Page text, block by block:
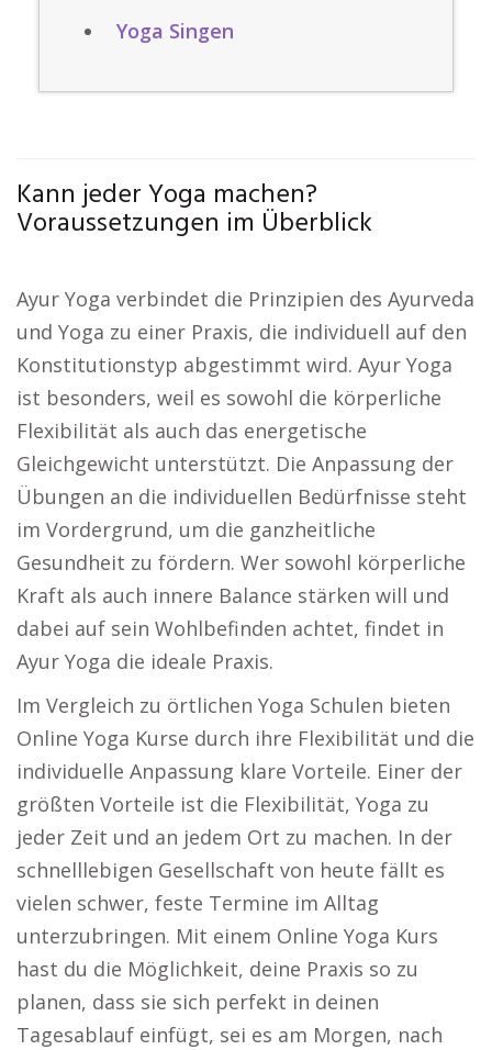
Yoga Singen
Kann jeder Yoga machen?
Voraussetzungen im Überblick
Ayur Yoga verbindet die Prinzipien des Ayurveda
und Yoga zu einer Praxis, die individuell auf den
Konstitutionstyp abgestimmt wird. Ayur Yoga
ist besonders, weil es sowohl die körperliche
Flexibilität als auch das energetische
Gleichgewicht unterstützt. Die Anpassung der
Übungen an die individuellen Bedürfnisse steht
im Vordergrund, um die ganzheitliche
Gesundheit zu fördern. Wer sowohl körperliche
Kraft als auch innere Balance stärken will und
dabei auf sein Wohlbefinden achtet, findet in
Ayur Yoga die ideale Praxis.
Im Vergleich zu örtlichen Yoga Schulen bieten
Online Yoga Kurse durch ihre Flexibilität und die
individuelle Anpassung klare Vorteile. Einer der
größten Vorteile ist die Flexibilität, Yoga zu
jeder Zeit und an jedem Ort zu machen. In der
schnelllebigen Gesellschaft von heute fällt es
vielen schwer, feste Termine im Alltag
unterzubringen. Mit einem Online Yoga Kurs
hast du die Möglichkeit, deine Praxis so zu
planen, dass sie sich perfekt in deinen
Tagesablauf einfügt, sei es am Morgen, nach